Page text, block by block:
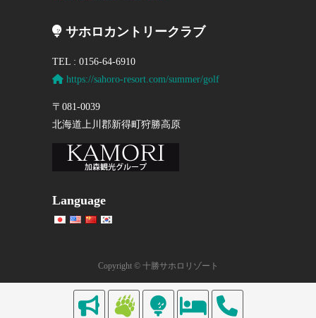
サホロカントリークラブ
TEL : 0156-64-6910
https://sahoro-resort.com/summer/golf
〒081-0039
北海道上川郡新得町狩勝高原
Language
Copyright © 十勝サホロリゾート